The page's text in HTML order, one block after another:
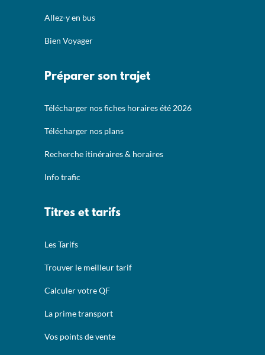
Allez-y en bus
Bien Voyager
Préparer son trajet
Télécharger nos fiches horaires été 2026
Télécharger nos plans
Recherche itinéraires & horaires
Info trafic
Titres et tarifs
Les Tarifs
Trouver le meilleur tarif
Calculer votre QF
La prime transport
Vos points de vente